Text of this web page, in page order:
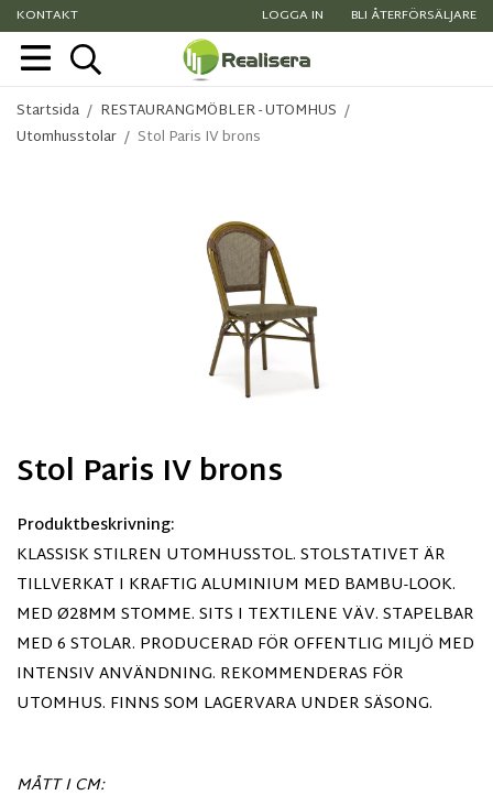
KONTAKT LOGGA IN BLI ÅTERFÖRSÄLJARE
Startsida / RESTAURANGMÖBLER - UTOMHUS /
Utomhusstolar / Stol Paris IV brons
Stol Paris IV brons
Produktbeskrivning:
KLASSISK STILREN UTOMHUSSTOL. STOLSTATIVET ÄR
TILLVERKAT I KRAFTIG ALUMINIUM MED BAMBU-LOOK.
MED Ø28MM STOMME. SITS I TEXTILENE VÄV. STAPELBAR
MED 6 STOLAR. PRODUCERAD FÖR OFFENTLIG MILJÖ MED
INTENSIV ANVÄNDNING. REKOMMENDERAS FÖR
UTOMHUS. FINNS SOM LAGERVARA UNDER SÄSONG.
MÅTT I CM: